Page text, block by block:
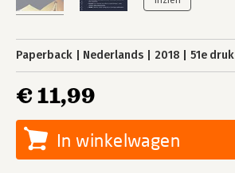
Paperback Nederlands 2018 51e druk
€ 11,99
In winkelwagen